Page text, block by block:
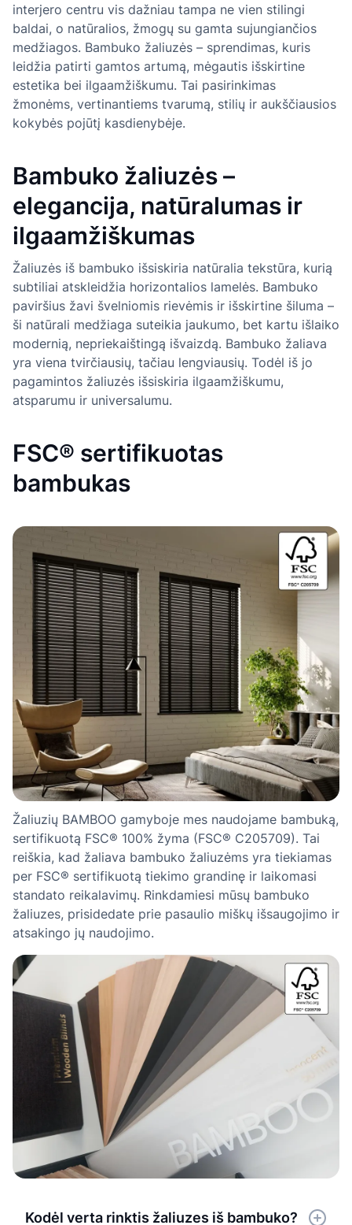
interjero centru vis dažniau tampa ne vien stilingi
baldai, o natūralios, žmogų su gamta sujungiančios
medžiagos. Bambuko žaliuzės – sprendimas, kuris
leidžia patirti gamtos artumą, mėgautis išskirtine
estetika bei ilgaamžiškumu. Tai pasirinkimas
žmonėms, vertinantiems tvarumą, stilių ir aukščiausios
kokybės pojūtį kasdienybėje.
Bambuko žaliuzės –
elegancija, natūralumas ir
ilgaamžiškumas
Žaliuzės iš bambuko išsiskiria natūralia tekstūra, kurią
subtiliai atskleidžia horizontalios lamelės. Bambuko
paviršius žavi švelniomis rievėmis ir išskirtine šiluma –
ši natūrali medžiaga suteikia jaukumo, bet kartu išlaiko
modernią, nepriekaištingą išvaizdą. Bambuko žaliava
yra viena tvirčiausių, tačiau lengviausių. Todėl iš jo
pagamintos žaliuzės išsiskiria ilgaamžiškumu,
atsparumu ir universalumu.
FSC® sertifikuotas
bambukas
Žaliuzių BAMBOO gamyboje mes naudojame bambuką,
sertifikuotą FSC® 100% žyma (FSC® C205709). Tai
reiškia, kad žaliava bambuko žaliuzėms yra tiekiamas
per FSC® sertifikuotą tiekimo grandinę ir laikomasi
standato reikalavimų. Rinkdamiesi mūsų bambuko
žaliuzes, prisidedate prie pasaulio miškų išsaugojimo ir
atsakingo jų naudojimo.
Kodėl verta rinktis žaliuzes iš bambuko?